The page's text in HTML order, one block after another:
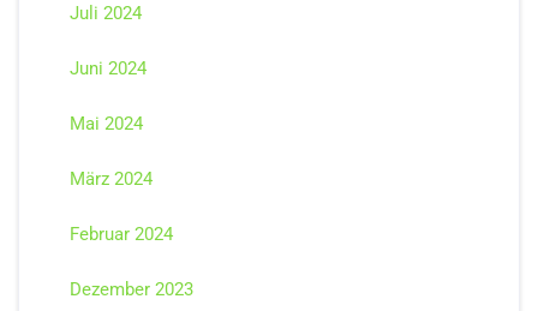
Juli 2024
Juni 2024
Mai 2024
März 2024
Februar 2024
Dezember 2023